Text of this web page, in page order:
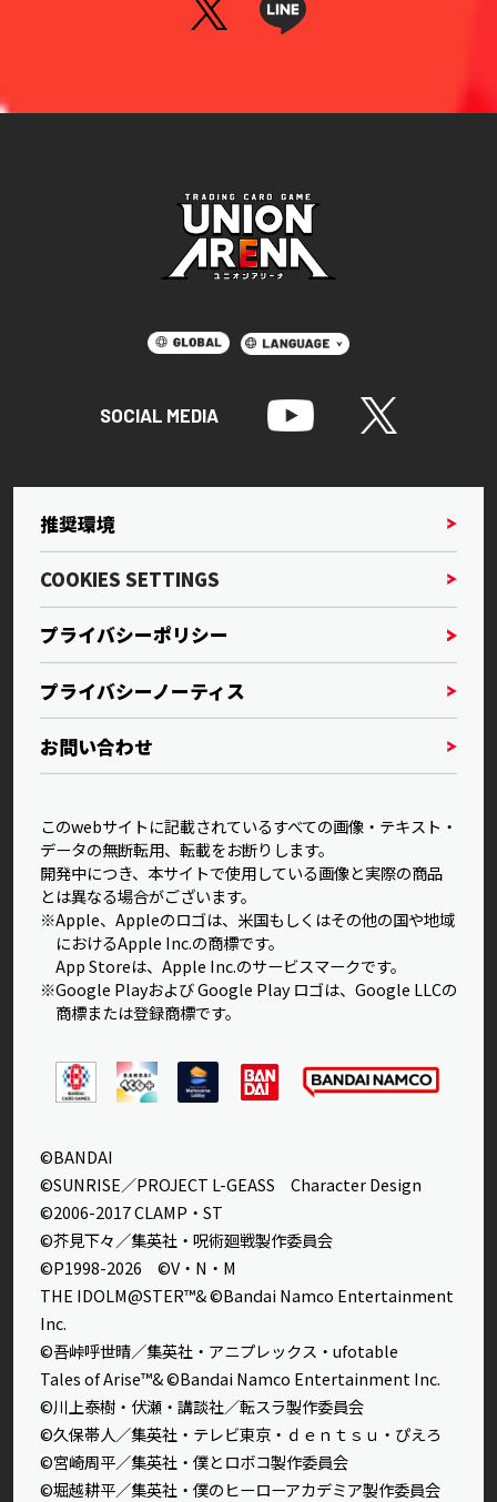
SOCIAL MEDIA
推奨環境
COOKIES SETTINGS
プライバシーポリシー
プライバシーノーティス
お問い合わせ
このwebサイトに記載されているすべての画像・テキスト・
データの無断転用、転載をお断りします。
開発中につき、本サイトで使用している画像と実際の商品
とは異なる場合がございます。
※Apple、Appleのロゴは、米国もしくはその他の国や地域
におけるApple Inc.の商標です。
App Storeは、Apple Inc.のサービスマークです。
※Google Playおよび Google Play ロゴは、Google LLCの
商標または登録商標です。
©BANDAI
©SUNRISE／PROJECT L-GEASS Character Design
©2006-2017 CLAMP・ST
©芥見下々／集英社・呪術廻戦製作委員会
©P1998-2026 ©V・N・M
THE IDOLM@STER™& ©Bandai Namco Entertainment
Inc.
©吾峠呼世晴／集英社・アニプレックス・ufotable
Tales of Arise™& ©Bandai Namco Entertainment Inc.
©川上泰樹・伏瀬・講談社／転スラ製作委員会
©久保帯人／集英社・テレビ東京・ｄｅｎｔｓｕ・ぴえろ
©宮崎周平／集英社・僕とロボコ製作委員会
©堀越耕平／集英社・僕のヒーローアカデミア製作委員会